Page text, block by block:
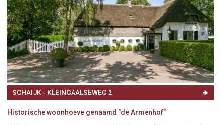
SCHAIJK - KLEINGAALSEWEG 2
Historische woonhoeve genaamd "de Armenhof"